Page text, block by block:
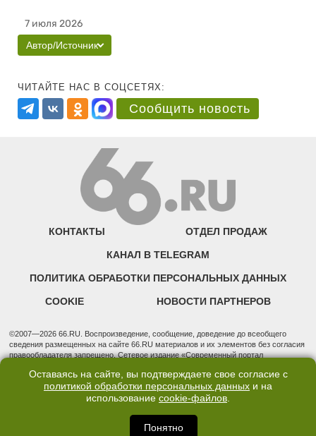
7 июля 2026
Автор/Источник
ЧИТАЙТЕ НАС В СОЦСЕТЯХ:
Сообщить новость
КОНТАКТЫ ОТДЕЛ ПРОДАЖ
КАНАЛ В TELEGRAM
ПОЛИТИКА ОБРАБОТКИ ПЕРСОНАЛЬНЫХ ДАННЫХ
COOKIE НОВОСТИ ПАРТНЕРОВ
©2007—2026 66.RU. Воспроизведение, сообщение, доведение до всеобщего
сведения размещенных на сайте 66.RU материалов и их элементов без согласия
правообладателя запрещено. Сетевое издание «Современный портал
надзору в сфере связи, информационных технологий и массовых коммуникаций
(Роскомнадзор). Регистрационный номер ЭЛ № ФС 77 - 76634 от 02.09.2019
Учредитель: Общество с ограниченной ответственностью "66.ру". Юридический
3, оф. 7015 Фактический адрес редакции и отдела продаж: 620014, Свердловская
обл., г. Екатеринбург, ул. Бориса Ельцина, д. 3, оф. 7015, +7 (343) 288-50-66
Оставаясь на сайте, вы подтверждаете свое согласие с
политикой обработки персональных данных и на
использование cookie-файлов.
Понятно